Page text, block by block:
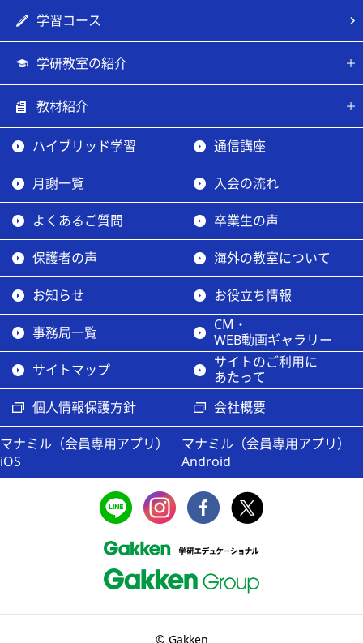
学習コース
学研教室の紹介
教材紹介
ハイブリッド学習 通信講座
月謝一覧 入会の流れ
よくあるご質問 卒業生の声
保護者の声 海外の教室について
お知らせ お役立ち情報
事務局一覧
CM・
WEB動画ギャラリー
サイトマップ
サイトのご利用に
あたって
個人情報保護方針
会社概要
マナミル（会員専用アプリ）
iOS
マナミル（会員専用アプリ）
Android
© Gakken